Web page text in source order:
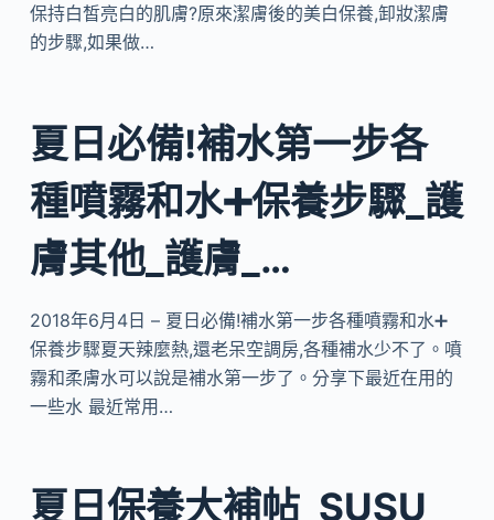
保持白皙亮白的肌膚?原來潔膚後的美白保養,卸妝潔膚
的步驟,如果做…
夏日必備!補水第一步各
種噴霧和水➕保養步驟_護
膚其他_護膚_…
2018年6月4日 – 夏日必備!補水第一步各種噴霧和水➕
保養步驟夏天辣麼熱,還老呆空調房,各種補水少不了。噴
霧和柔膚水可以說是補水第一步了。分享下最近在用的
一些水 最近常用…
夏日保養大補帖_SUSU_